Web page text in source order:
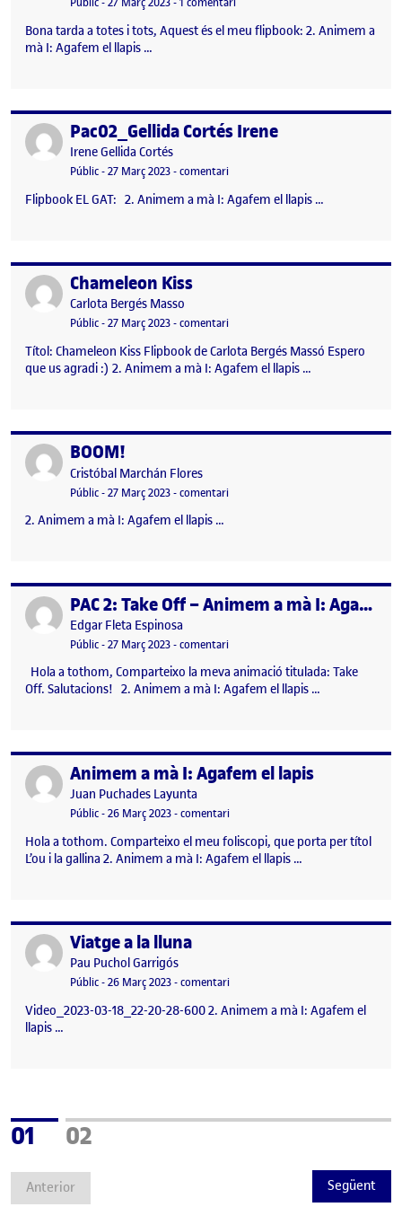
Bona tarda a totes i tots, Aquest és el meu flipbook: 2. Animem a
mà I: Agafem el llapis …
Publicat perPac02_Gellida Cortés Irene
Publicat per
Irene Gellida Cortés
Visibilitat:
Públic-Data de publicació
27 Març 2023-comentariel Pac02_Gellida Cortés Irene
Flipbook EL GAT: 2. Animem a mà I: Agafem el llapis …
Publicat perChameleon Kiss
Publicat per
Carlota Bergés Masso
Visibilitat:
Públic-Data de publicació
27 Març 2023-comentariel Chameleon Kiss
Títol: Chameleon Kiss Flipbook de Carlota Bergés Massó Espero
que us agradi :) 2. Animem a mà I: Agafem el llapis …
Publicat perBOOM!
Publicat per
Cristóbal Marchán Flores
Visibilitat:
Públic-Data de publicació
27 Març 202327 març, 2023 6:24 pm
-comentariel BOOM!
2. Animem a mà I: Agafem el llapis …
Publicat per PAC 2: Take Off – Animem a mà I: Agafem el llapis
Publicat per
Edgar Fleta Espinosa
Visibilitat:
Públic-Data de publicació
27 Març 2023-comentariel PAC 2: Take Off – Animem a mà
Hola a tothom, Comparteixo la meva animació titulada: Take
Off. Salutacions! 2. Animem a mà I: Agafem el llapis …
Publicat perAnimem a mà I: Agafem el lapis
Publicat per
Juan Puchades Layunta
Visibilitat:
Públic-Data de publicació
26 Març 2023-comentariel Animem a mà I: Agafem el lapis
Hola a tothom. Comparteixo el meu foliscopi, que porta per títol
L’ou i la gallina 2. Animem a mà I: Agafem el llapis …
Publicat perViatge a la lluna
Publicat per
Pau Puchol Garrigós
Visibilitat:
Públic-Data de publicació
26 Març 2023-comentariel Viatge a la lluna
Video_2023-03-18_22-20-28-600 2. Animem a mà I: Agafem el
llapis …
Anterior
Pàgina
01 Pàgina
02
Següent